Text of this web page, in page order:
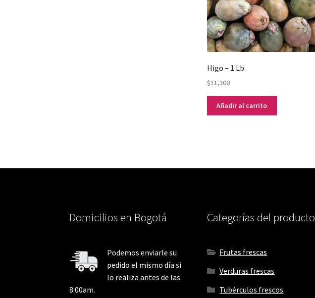
Higo – 1 Lb
$11,300
Añadir al carrito
Domicilios en Bogotá
Podemos enviarle su
pedido el mismo día si
lo realiza antes de las
8:00am.
Categorías del producto
Frutas frescas
Verduras frescas
Tubérculos frescos